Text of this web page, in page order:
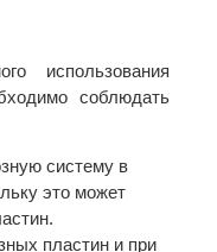
использования
соблюдать
систему в
это может
пластин и при